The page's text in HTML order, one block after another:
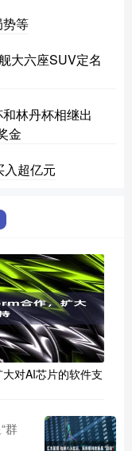
等
大六座SUV定名
林丹杯相继出
金
入超亿元
对AI芯片的软件支
群